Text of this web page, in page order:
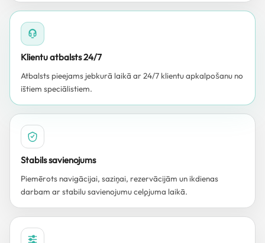
Klientu atbalsts 24/7
Atbalsts pieejams jebkurā laikā ar 24/7 klientu apkalpošanu no
īstiem speciālistiem.
Stabils savienojums
Piemērots navigācijai, saziņai, rezervācijām un ikdienas
darbam ar stabilu savienojumu ceļojuma laikā.